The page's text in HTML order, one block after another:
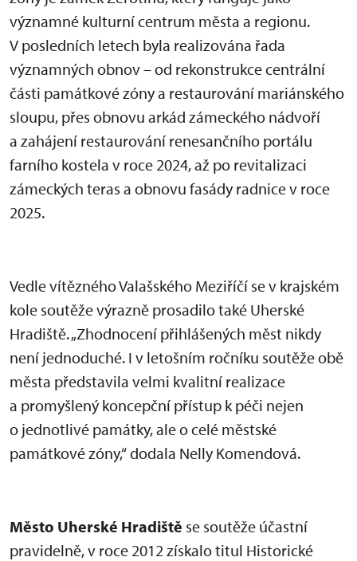
významné kulturní centrum města a regionu.
V posledních letech byla realizována řada
významných obnov – od rekonstrukce centrální
části památkové zóny a restaurování mariánského
sloupu, přes obnovu arkád zámeckého nádvoří
a zahájení restaurování renesančního portálu
farního kostela v roce 2024, až po revitalizaci
zámeckých teras a obnovu fasády radnice v roce
2025.
Vedle vítězného Valašského Meziříčí se v krajském
kole soutěže výrazně prosadilo také Uherské
Hradiště. „Zhodnocení přihlášených měst nikdy
není jednoduché. I v letošním ročníku soutěže obě
města představila velmi kvalitní realizace
a promyšlený koncepční přístup k péči nejen
o jednotlivé památky, ale o celé městské
památkové zóny,“ dodala Nelly Komendová.
Město Uherské Hradiště se soutěže účastní
pravidelně, v roce 2012 získalo titul Historické